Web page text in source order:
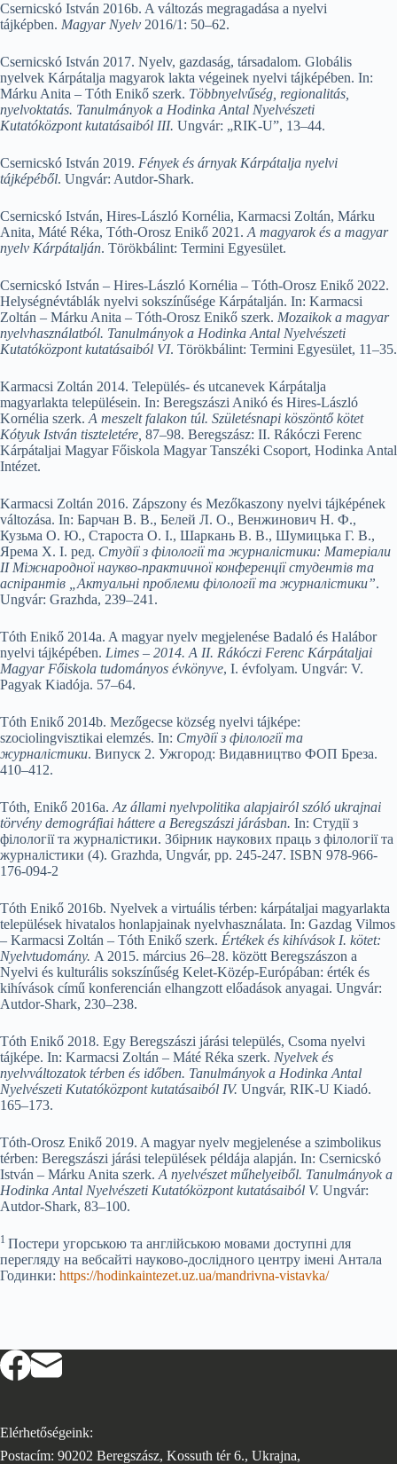
Csernicskó István 2016b. A változás megragadása a nyelvi
tájképben. Magyar Nyelv 2016/1: 50–62.
Csernicskó István 2017. Nyelv, gazdaság, társadalom. Globális
nyelvek Kárpátalja magyarok lakta végeinek nyelvi tájképében. In:
Márku Anita – Tóth Enikő szerk. Többnyelvűség, regionalitás,
nyelvoktatás. Tanulmányok a Hodinka Antal Nyelvészeti
Kutatóközpont kutatásaiból III. Ungvár: „RIK-U”, 13–44.
Csernicskó István 2019. Fények és árnyak Kárpátalja nyelvi
tájképéből. Ungvár: Autdor-Shark.
Csernicskó István, Hires-László Kornélia, Karmacsi Zoltán, Márku
Anita, Máté Réka, Tóth-Orosz Enikő 2021. A magyarok és a magyar
nyelv Kárpátalján. Törökbálint: Termini Egyesület.
Csernicskó István – Hires-László Kornélia – Tóth-Orosz Enikő 2022.
Helységnévtáblák nyelvi sokszínűsége Kárpátalján. In: Karmacsi
Zoltán – Márku Anita – Tóth-Orosz Enikő szerk. Mozaikok a magyar
nyelvhasználatból. Tanulmányok a Hodinka Antal Nyelvészeti
Kutatóközpont kutatásaiból VI. Törökbálint: Termini Egyesület, 11–35.
Karmacsi Zoltán 2014. Település- és utcanevek Kárpátalja
magyarlakta településein. In: Beregszászi Anikó és Hires-László
Kornélia szerk. A meszelt falakon túl. Születésnapi köszöntő kötet
Kótyuk István tiszteletére, 87–98. Beregszász: II. Rákóczi Ferenc
Kárpátaljai Magyar Főiskola Magyar Tanszéki Csoport, Hodinka Antal
Intézet.
Karmacsi Zoltán 2016. Zápszony és Mezőkaszony nyelvi tájképének
változása. In: Барчан В. В., Белей Л. О., Венжинович Н. Ф.,
Кузьма О. Ю., Староста О. І., Шаркань В. В., Шумицька Г. В.,
Ярема Х. І. ред. Студії з філології та журналістики: Матеріали
ІІ Міжнародної наукво-практичної конференції студентів та
аспірантів „Актуальні проблеми філології та журналістики”.
Ungvár: Grazhda, 239–241.
Tóth Enikő 2014a. A magyar nyelv megjelenése Badaló és Halábor
nyelvi tájképében. Limes – 2014. A II. Rákóczi Ferenc Kárpátaljai
Magyar Főiskola tudományos évkönyve, I. évfolyam. Ungvár: V.
Pagyak Kiadója. 57–64.
Tóth Enikő 2014b. Mezőgecse község nyelvi tájképe:
szociolingvisztikai elemzés. In: Студії з філології та
журналістики. Випуск 2. Ужгород: Видавництво ФОП Бреза.
410–412.
Tóth, Enikő 2016a. Az állami nyelvpolitika alapjairól szóló ukrajnai
törvény demográfiai háttere a Beregszászi járásban. In: Студії з
філології та журналістики. Збірник наукових праць з філології та
журналістики (4). Grazhda, Ungvár, pp. 245-247. ISBN 978-966-
176-094-2
Tóth Enikő 2016b. Nyelvek a virtuális térben: kárpátaljai magyarlakta
települések hivatalos honlapjainak nyelvhasználata. In: Gazdag Vilmos
– Karmacsi Zoltán – Tóth Enikő szerk. Értékek és kihívások I. kötet:
Nyelvtudomány. A 2015. március 26–28. között Beregszászon a
Nyelvi és kulturális sokszínűség Kelet-Közép-Európában: érték és
kihívások című konferencián elhangzott előadások anyagai. Ungvár:
Autdor-Shark, 230–238.
Tóth Enikő 2018. Egy Beregszászi járási település, Csoma nyelvi
tájképe. In: Karmacsi Zoltán – Máté Réka szerk. Nyelvek és
nyelvváltozatok térben és időben. Tanulmányok a Hodinka Antal
Nyelvészeti Kutatóközpont kutatásaiból IV. Ungvár, RIK-U Kiadó.
165–173.
Tóth-Orosz Enikő 2019. A magyar nyelv megjelenése a szimbolikus
térben: Beregszászi járási települések példája alapján. In: Csernicskó
István – Márku Anita szerk. A nyelvészet műhelyeiből. Tanulmányok a
Hodinka Antal Nyelvészeti Kutatóközpont kutatásaiból V. Ungvár:
Autdor-Shark, 83–100.
1 Постери угорською та англійською мовами доступні для
перегляду на вебсайті науково-дослідного центру імені Антала
Годинки: https://hodinkaintezet.uz.ua/mandrivna-vistavka/
Elérhetőségeink:
Postacím: 90202 Beregszász, Kossuth tér 6., Ukrajna,